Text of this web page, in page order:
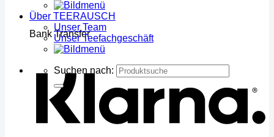
Bank Transfer
Über TEERAUSCH
Unser Team
Unser Teefachgeschäft
Suchen nach: